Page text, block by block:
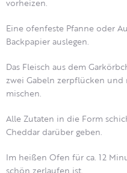
vorheizen.
Eine ofenfeste Pfanne oder
Backpapier auslegen.
Das Fleisch aus dem
zwei Gabeln zerpflücken
mischen.
Alle Zutaten in die Form
Cheddar darüber geben.
Im heißen Ofen für ca. 12